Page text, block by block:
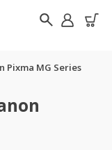
Pixma MG Series